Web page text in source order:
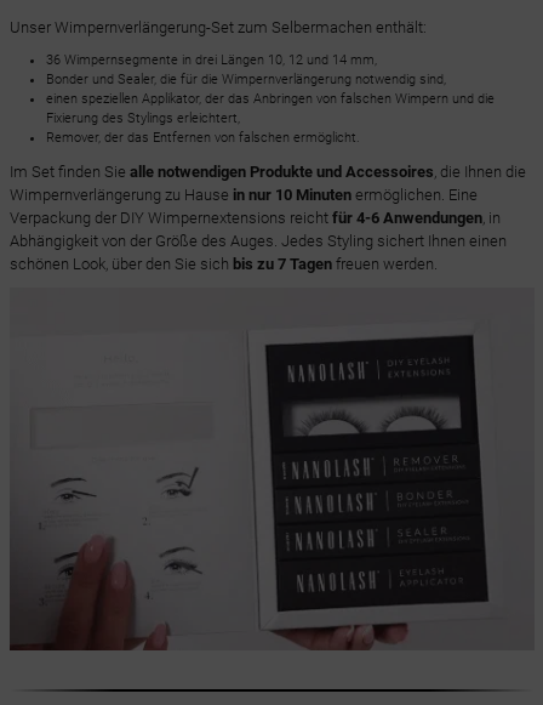
Unser Wimpernverlängerung-Set zum Selbermachen enthält:
36 Wimpernsegmente in drei Längen 10, 12 und 14 mm,
Bonder und Sealer, die für die Wimpernverlängerung notwendig sind,
einen speziellen Applikator, der das Anbringen von falschen Wimpern und die
Fixierung des Stylings erleichtert,
Remover, der das Entfernen von falschen ermöglicht.
Im Set finden Sie alle notwendigen Produkte und Accessoires, die Ihnen die
Wimpernverlängerung zu Hause in nur 10 Minutenermöglichen. Eine
Verpackung der DIY Wimpernextensions reicht für 4-6 Anwendungen, in
Abhängigkeit von der Größe des Auges. Jedes Styling sichert Ihnen einen
schönen Look, über den Sie sich bis zu 7 Tagenfreuen werden.